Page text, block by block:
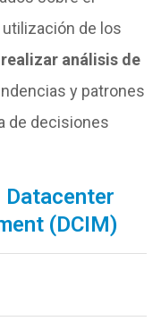
de los
realizar análisis de
y patrones
de decisiones
Datacenter
(DCIM)